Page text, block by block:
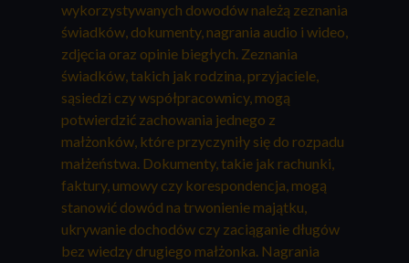
wykorzystywanych dowodów należą zeznania
świadków, dokumenty, nagrania audio i wideo,
zdjęcia oraz opinie biegłych. Zeznania
świadków, takich jak rodzina, przyjaciele,
sąsiedzi czy współpracownicy, mogą
potwierdzić zachowania jednego z
małżonków, które przyczyniły się do rozpadu
małżeństwa. Dokumenty, takie jak rachunki,
faktury, umowy czy korespondencja, mogą
stanowić dowód na trwonienie majątku,
ukrywanie dochodów czy zaciąganie długów
bez wiedzy drugiego małżonka. Nagrania